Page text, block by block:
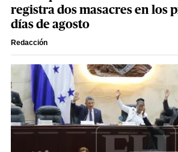
registra dos masacres en los
días de agosto
Redacción